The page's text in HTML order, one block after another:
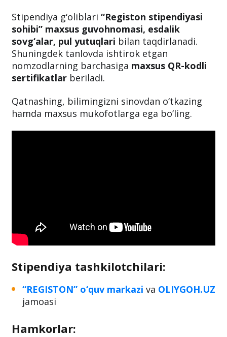
Stipendiya g‘oliblari “Registon stipendiyasi
sohibi” maxsus guvohnomasi, esdalik
sovg‘alar, pul yutuqlari bilan taqdirlanadi.
Shuningdek tanlovda ishtirok etgan
nomzodlarning barchasiga maxsus QR-kodli
sertifikatlar beriladi.
Qatnashing, bilimingizni sinovdan o‘tkazing
hamda maxsus mukofotlarga ega bo‘ling.
Stipendiya tashkilotchilari:
“REGISTON” o‘quv markazi va OLIYGOH.UZ
jamoasi
Hamkorlar: